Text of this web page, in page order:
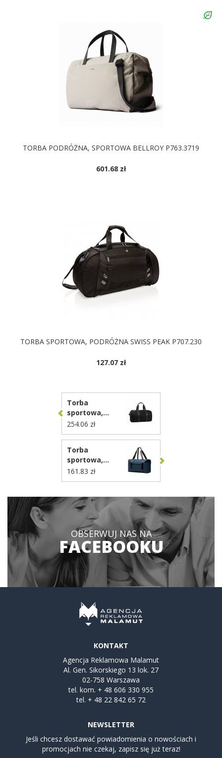
TORBA PODRÓŻNA, SPORTOWA BELLROY P763.3719
601.68 zł
TORBA SPORTOWA, PODRÓŻNA SWISS PEAK P707.230
127.07 zł
Torba
sportowa,
podróżna VINGA
Marlow VG577
254.06 zł
Torba
sportowa,
podróżna VINGA
Baltimore VG611
161.83 zł
OBSERWUJ NAS NA
FACEBOOKU
KONTAKT
Agencja Reklamowa Malamut
Al. Gen. Sikorskiego 13 lok. 27
02-758 Warszawa
tel. kom. + 48 606 330 955
tel. + 48 22 842 65 72
NEWSLETTER
Jeśli chcesz dostawać powiadomienia o nowościach i
promocjach nie czekaj, zapisz się już teraz!